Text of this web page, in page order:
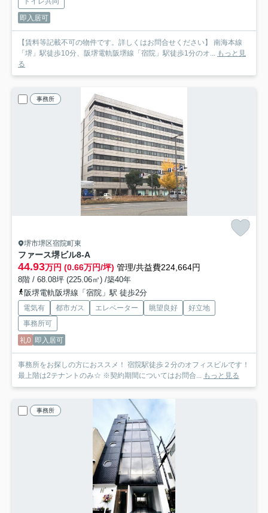
即入居可
【賃料等記載不可の物件です。詳しくはお問合せください】 南海本線
「堺」駅徒歩10分、阪堺電軌阪堺線「宿院」駅徒歩1分のオ...
もっと見
る
事務所
堺市堺区宿院町東
ファース堺ビル8-A
44.93万円 (0.66万円/坪) 管理/共益費224,664円
8階 / 68.08坪 (225.06㎡) /築40年
阪堺電軌阪堺線「宿院」駅 徒歩2分
電気有 都市ガス エレベーター 眺望良好
好立地
事務所可
礼0 即入居可
事務所をお探しの方におススメ！ 宿院駅徒歩２分のオフィスビルです！
最上階は2テナントのみ☆ ※契約期間についてはお問合...
もっと見る
事務所